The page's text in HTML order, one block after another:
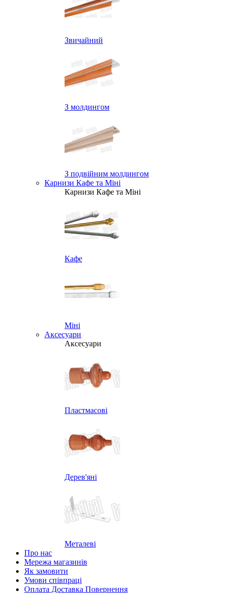
Звичайний
З молдингом
З подвійним молдингом
Карнизи Кафе та Міні
Карнизи Кафе та Міні
Кафе
Міні
Аксесуари
Аксесуари
Пластмасові
Дерев'яні
Металеві
Про нас
Мережа магазинів
Як замовити
Умови співпраці
Оплата Доставка Повернення